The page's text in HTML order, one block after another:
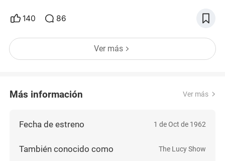
tenía empacho en hacer payasadas, afearse o
reír. Pero, más que un rostro bonito y una actriz
talentosa, había una mente inteligente, hambrienta
por apr
140 86
Ver más
Más información Ver más
Fecha de estreno 1 de Oct de 1962
También conocido como The Lucy Show